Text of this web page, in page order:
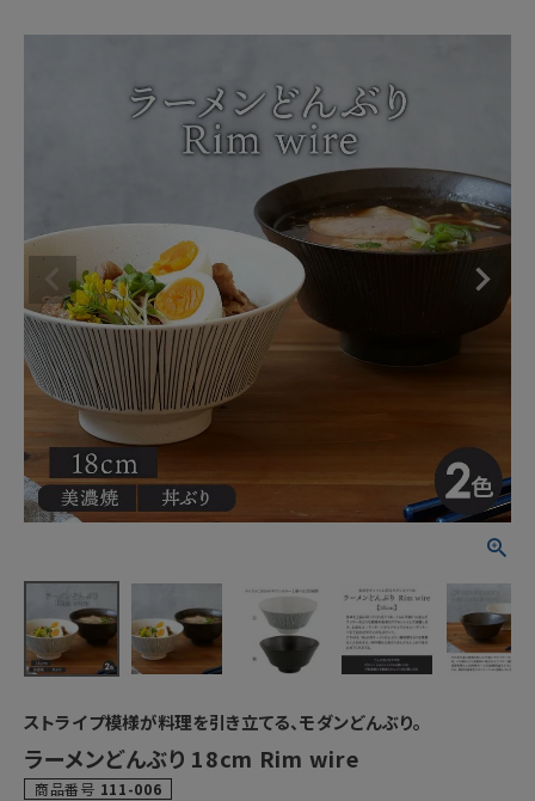
ストライプ模様が料理を引き立てる、モダンどんぶり。
ラーメンどんぶり 18cm Rim wire
商品番号 111-006